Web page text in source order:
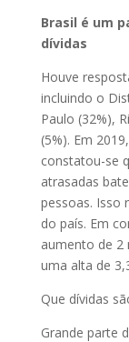
Brasil é um
dívidas
Houve
incluindo o
Paulo (32%),
(5%). Em
constatou-se
atrasadas
pessoas. Isso
do país. Em
aumento de 2
uma alta de
Que dívidas
Grande parte